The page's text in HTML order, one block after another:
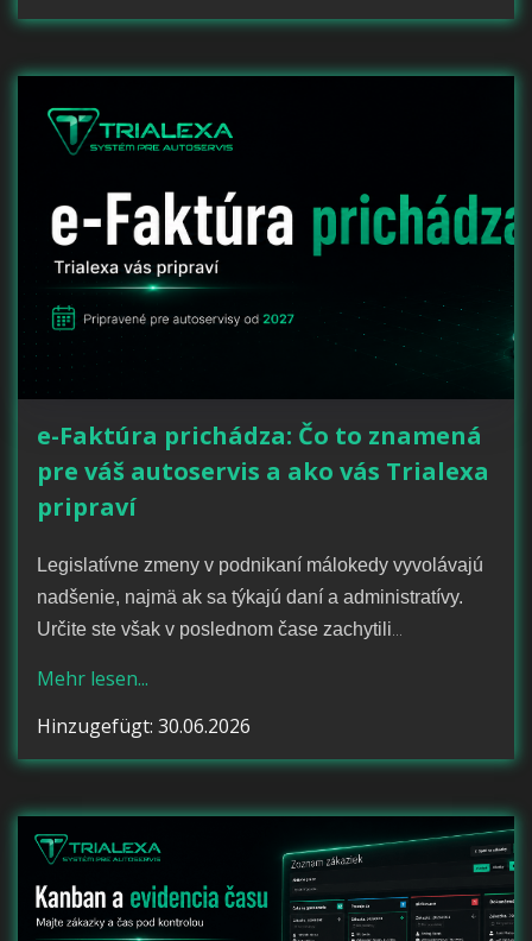
e-Faktúra prichádza: Čo to znamená
pre váš autoservis a ako vás Trialexa
pripraví
Legislatívne zmeny v podnikaní málokedy vyvolávajú
nadšenie, najmä ak sa týkajú daní a administratívy.
Určite ste však v poslednom čase zachytili...
Mehr lesen...
Hinzugefügt: 30.06.2026